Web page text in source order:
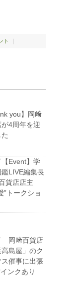
ト ｜
you】岡﨑
4周年を迎
Event】学
LIVE編集長
貨店店主
”トークショ
岡﨑百貨店
高島屋」のク
ス催事に出張
ンクあり